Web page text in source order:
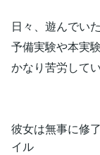
日々、遊んでい
予備実験や本実
かなり苦労して
彼女は無事に修
イル